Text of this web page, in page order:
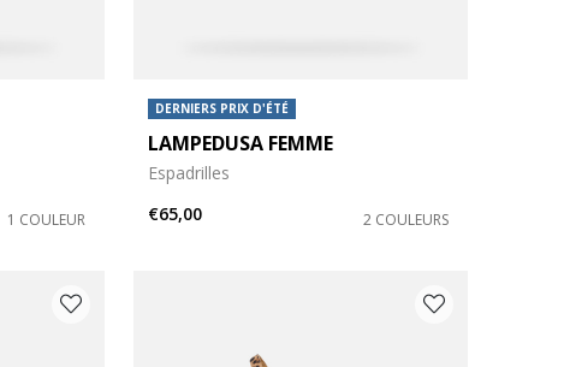
1 COULEUR
DERNIERS PRIX D'ÉTÉ
LAMPEDUSA FEMME
Espadrilles
€65,00
2 COULEURS